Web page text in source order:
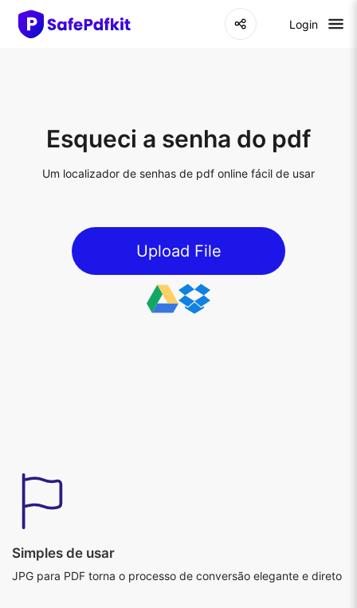
Login
Esqueci a senha do pdf
Um localizador de senhas de pdf online fácil de usar
Upload File
Simples de usar
JPG para PDF torna o processo de conversão elegante e direto